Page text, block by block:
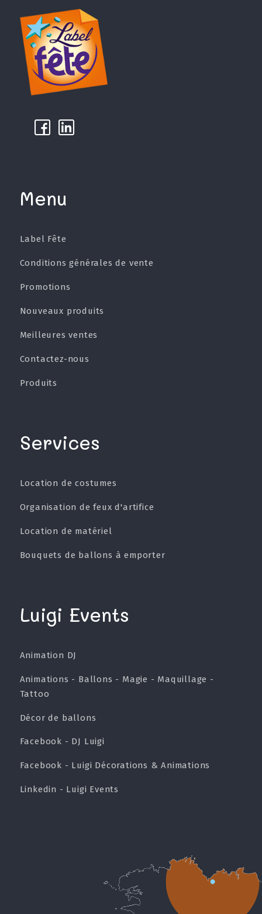
k µ
Menu
Label Fête
Conditions générales de vente
Promotions
Nouveaux produits
Meilleures ventes
Contactez-nous
Produits
Services
Location de costumes
Organisation de feux d'artifice
Location de matériel
Bouquets de ballons à emporter
Luigi Events
Animation DJ
Animations - Ballons - Magie - Maquillage -
Tattoo
Décor de ballons
Facebook - DJ Luigi
Facebook - Luigi Décorations & Animations
Linkedin - Luigi Events